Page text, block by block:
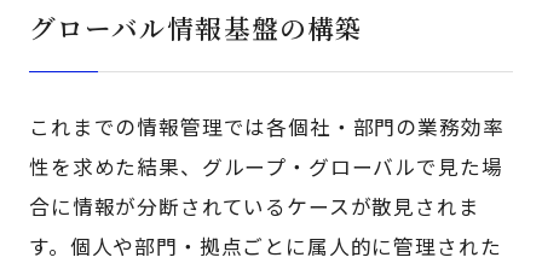
グローバル情報基盤の構築
これまでの情報管理では各個社・部門の業務効率
性を求めた結果、グループ・グローバルで見た場
合に情報が分断されているケースが散見されま
す。個人や部門・拠点ごとに属人的に管理された